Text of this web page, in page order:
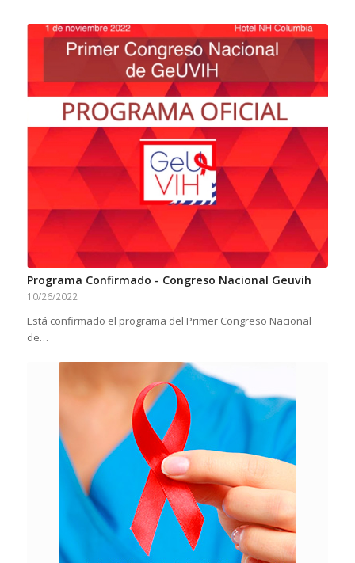
Programa Confirmado - Congreso Nacional Geuvih
10/26/2022
Está confirmado el programa del Primer Congreso Nacional
de…